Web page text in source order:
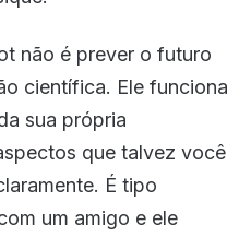
não é prever o futuro
científica. Ele funciona
sua própria
que talvez você
É tipo
um amigo e ele